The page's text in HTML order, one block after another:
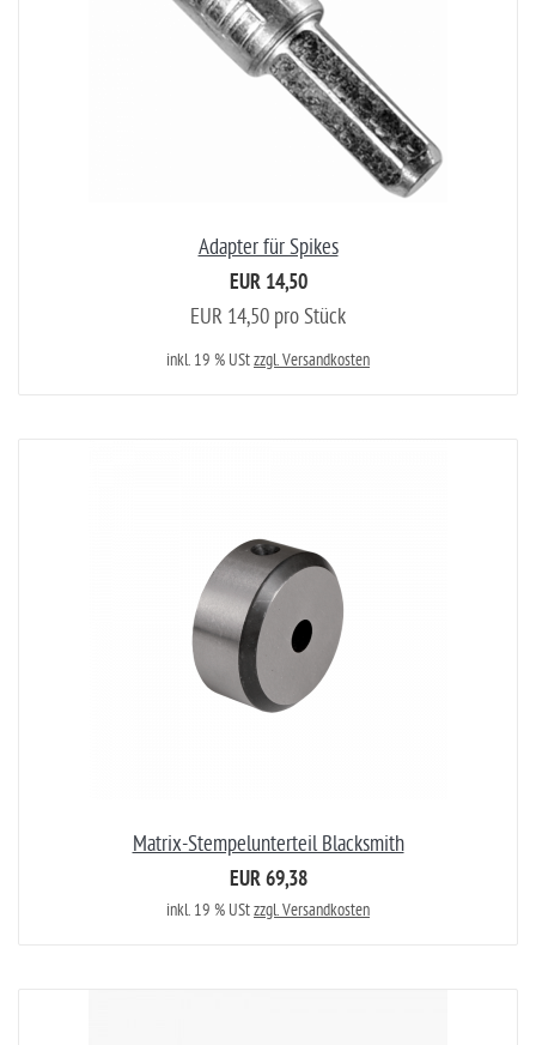
Adapter für Spikes
EUR 14,50
EUR 14,50 pro Stück
inkl. 19 % UStzzgl. Versandkosten
Matrix-Stempelunterteil Blacksmith
EUR 69,38
inkl. 19 % UStzzgl. Versandkosten